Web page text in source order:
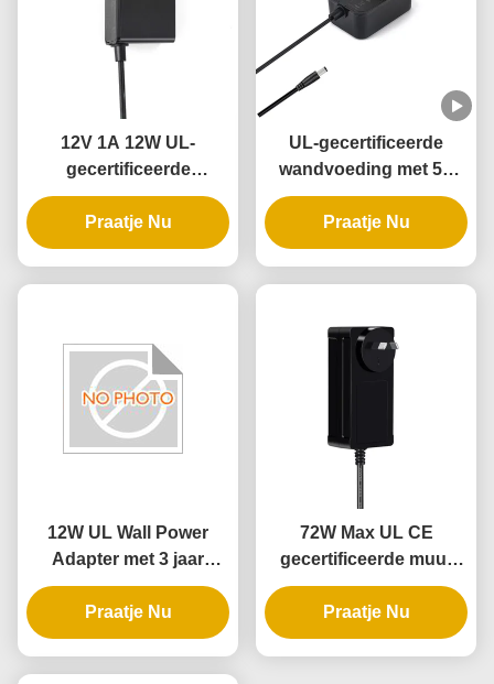
12V 1A 12W UL-
gecertificeerde
wandadapter met 3 jaar
garantie en meerdere
beveiligingen
Praatje Nu
UL-gecertificeerde
wandvoeding met 5V
12V 24V uitgang en 12W
24W vermogen voor
intelligente deursloten
Praatje Nu
12W UL Wall Power
Adapter met 3 jaar
garantie en AC DC
stroomvoorziening
Praatje Nu
72W Max UL CE
gecertificeerde muur
stekker stroomsteen
met 3 jaar garantie
Praatje Nu